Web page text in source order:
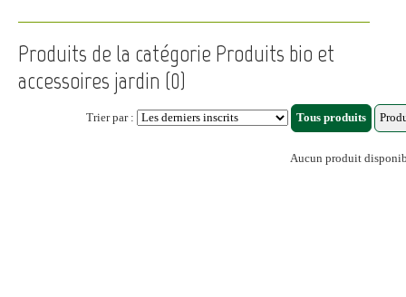
Produits de la catégorie Produits bio et
accessoires jardin (0)
Trier par :
Aucun produit